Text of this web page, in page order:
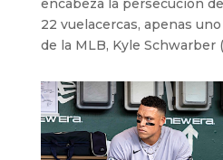
encabeza la persecución
22 vuelacercas, apenas
de la MLB, Kyle Schwarber